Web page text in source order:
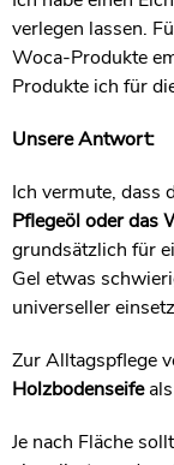
verlegen lassen.
Woca-Produkte
Produkte ich für
Unsere Antwort:
Ich vermute, dass
Pflegeöloderdas
grundsätzlich für
Gel etwas
universeller
Zur Alltagspflege
Holzbodenseife
Je nach Fläche